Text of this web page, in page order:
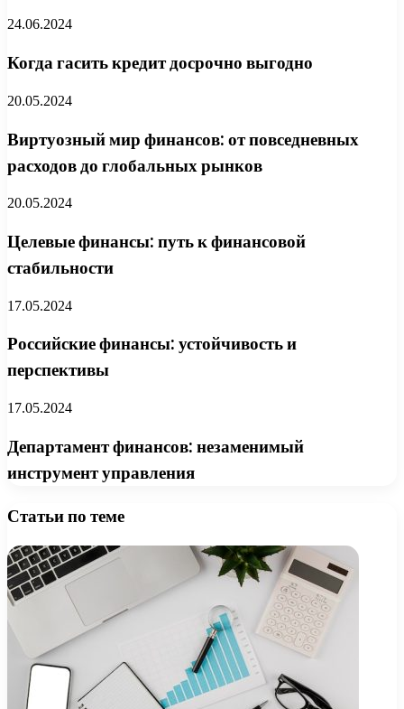
24.06.2024
Когда гасить кредит досрочно выгодно
20.05.2024
Виртуозный мир финансов: от повседневных
расходов до глобальных рынков
20.05.2024
Целевые финансы: путь к финансовой
стабильности
17.05.2024
Российские финансы: устойчивость и
перспективы
17.05.2024
Департамент финансов: незаменимый
инструмент управления
Статьи по теме